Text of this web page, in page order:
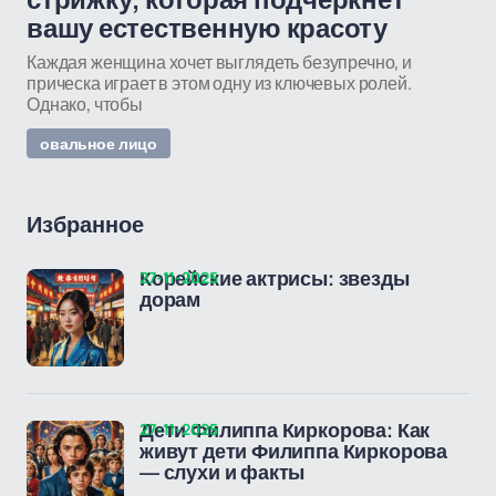
вашу естественную красоту
Каждая женщина хочет выглядеть безупречно, и
прическа играет в этом одну из ключевых ролей.
Однако, чтобы
овальное лицо
Избранное
Корейские актрисы: звезды
дорам
27-11-2025
Дети Филиппа Киркорова: Как
живут дети Филиппа Киркорова
— слухи и факты
27-11-2025